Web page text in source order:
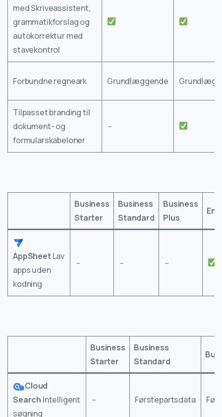
med Skriveassistent,
grammatikforslag og
autokorrektur med
stavekontrol
Forbundne regneark Grundlæggende
Tilpasset branding til
dokument- og
formularskabeloner
–
Business
Starter
Business
Standard
Business
Plus
AppSheetLav
apps uden
kodning
– – –
Business
Starter
Business
Standard
Cloud
Search Intelligent
søgning
– Førstepartsdata